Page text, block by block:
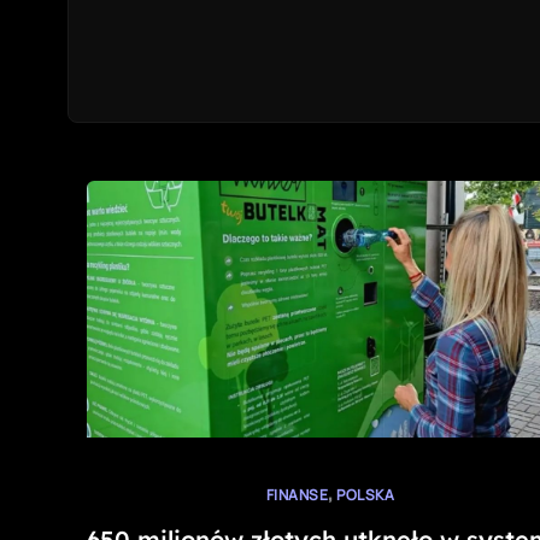
FINANSE,POLSKA